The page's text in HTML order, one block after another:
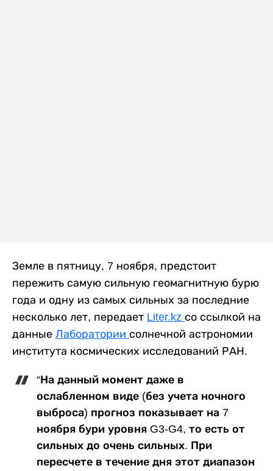
Земле в пятницу, 7 ноября, предстоит
пережить самую сильную геомагнитную бурю
года и одну из самых сильных за последние
несколько лет, передает Liter.kz со ссылкой на
данные Лаборатории солнечной астрономии
института космических исследований РАН.
“На данный момент даже в
ослабленном виде (без учета ночного
выброса) прогноз показывает на 7
ноября бури уровня G3-G4, то есть от
сильных до очень сильных. При
пересчете в течение дня этот диапазон